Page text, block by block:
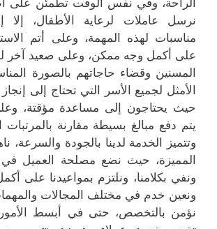
الراحة، وفي نفس الوقت تطمئن على
نرسل عاملات لرعاية الأطفال، إلا
مناسبات لهذه المهمة، وعلى أتم
على أكمل وجه ممكن، وعلى صعيد آخر
المسنين وقضاء حاجاتهم بالصورة
الأمثل لجميع الأسر التي تحتاج إلى
حيث يحتاجون إلى مساعدة مؤقتة،
يتم دفع مبالغ بسيطة مقارنة بالمرتبات
وتتميز الخدمة لدينا بالجودة والسرعة،
المميزة، حيث نضع مصلحة العميل في
ونفي بكلامنا، ونلتزم بمواعيدنا على
ونعين خدم في مختلف المجالات والمهمات
نؤمن بالتخصص، حتى في أبسط